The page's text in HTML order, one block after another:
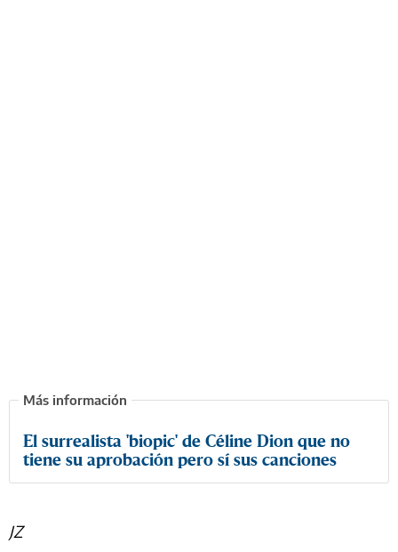
El surrealista 'biopic' de Céline Dion que no
tiene su aprobación pero sí sus canciones
JZ